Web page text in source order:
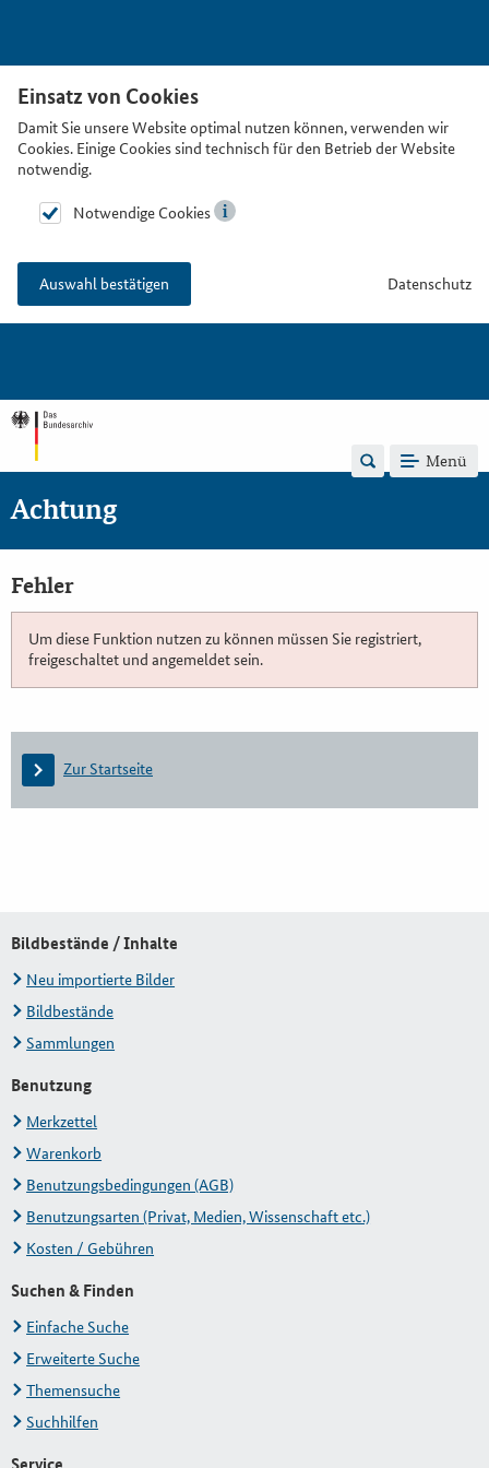
Einsatz von Cookies
Damit Sie unsere Website optimal nutzen können, verwenden wir
Cookies. Einige Cookies sind technisch für den Betrieb der Website
notwendig.
Notwendige Cookies
Auswahl bestätigen Datenschutz
Menü
Achtung
Fehler
Um diese Funktion nutzen zu können müssen Sie registriert,
freigeschaltet und angemeldet sein.
Zur Startseite
Bildbestände / Inhalte
Neu importierte Bilder
Bildbestände
Sammlungen
Benutzung
Merkzettel
Warenkorb
Benutzungsbedingungen (AGB)
Benutzungsarten (Privat, Medien, Wissenschaft etc.)
Kosten / Gebühren
Suchen & Finden
Einfache Suche
Erweiterte Suche
Themensuche
Suchhilfen